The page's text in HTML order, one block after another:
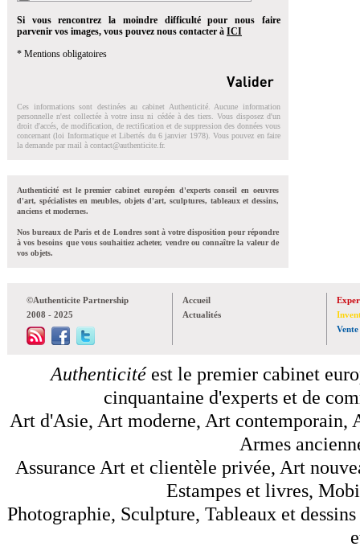
Si vous rencontrez la moindre difficulté pour nous faire
parvenir vos images, vous pouvez nous contacter à ICI
* Mentions obligatoires
Ces informations sont destinées au cabinet Authenticité. Aucune information
personnelle n'est collectée à votre insu ni cédée à des tiers. Vous disposez d'un
droit d'accés, de modification, de rectification et de suppression des données vous
concernant (loi Informatique et Libertés du 6 janvier 1978). Vous pouvez en faire
la demande par mail à contact@authenticite.fr.
Authenticité est le premier cabinet européen d'experts conseil en oeuvres
d'art, spécialistes en meubles, objets d'art, sculptures, tableaux et dessins,
anciens et modernes.
Nos bureaux de Paris et de Londres sont à votre disposition pour répondre
à vos besoins que vous souhaitiez acheter, vendre ou connaître la valeur de
vos objets.
©Authenticite Partnership
2008 - 2025
Accueil
Actualités
Vente
Authenticitéest le premier cabinet
cinquantaine d'experts et de
Art d'Asie, Art moderne, Art contemporain,
Armes
Assurance Art et clientèle privée, Art
Estampes et livres,
Photographie, Sculpture, Tableaux et